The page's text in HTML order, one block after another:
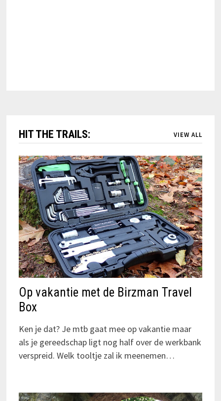
HIT THE TRAILS: VIEW ALL
Op vakantie met de Birzman Travel
Box
Ken je dat? Je mtb gaat mee op vakantie maar
als je gereedschap ligt nog half over de werkbank
verspreid. Welk tooltje zal ik meenemen…